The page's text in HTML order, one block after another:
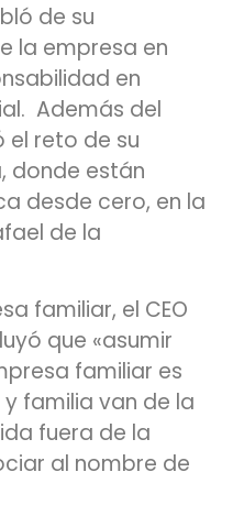
de su
la empresa en
en
Además del
reto de su
donde están
desde cero, en la
de la
familiar, el CEO
que «asumir
familiar es
familia van de la
fuera de la
al nombre de